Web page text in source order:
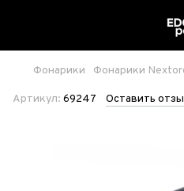
Фонарики Фонарики
Артикул: 69247 Оставить